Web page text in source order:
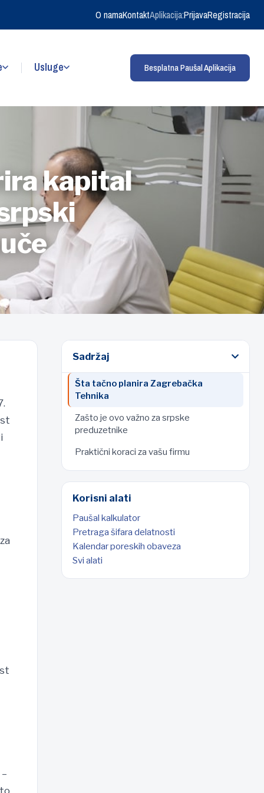
O namaKontaktAplikacija:PrijavaRegistracija
Usluge Besplatna Paušal Aplikacija
kapital
Sadržaj
Šta tačno planira Zagrebačka
Tehnika
Zašto je ovo važno za srpske
preduzetnike
Praktični koraci za vašu firmu
Korisni alati
Paušal kalkulator
Pretraga šifara delatnosti
Kalendar poreskih obaveza
Svi alati